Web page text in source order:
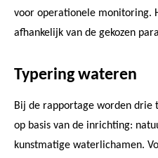
voor operationele monitoring.
afhankelijk van de gekozen
Typering wateren
Bij de rapportage worden drie
op basis van de inrichting:
kunstmatige waterlichamen.